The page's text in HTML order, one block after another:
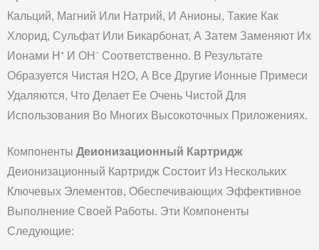
Кальций, Магний Или Натрий, И Анионы, Такие Как
Хлорид, Сульфат Или Бикарбонат, А Затем Заменяют Их
Ионами H⁺ И OH⁻ Соответственно. В Результате
Образуется Чистая H2O, А Все Другие Ионные Примеси
Удаляются, Что Делает Ее Очень Чистой Для
Использования Во Многих Высокоточных Приложениях.
Компоненты Деионизационный Картридж
Деионизационный Картридж Состоит Из Нескольких
Ключевых Элементов, Обеспечивающих Эффективное
Выполнение Своей Работы. Эти Компоненты
Следующие: